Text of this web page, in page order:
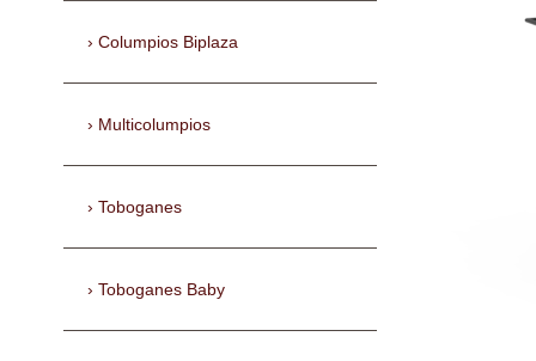
Columpios Biplaza
Multicolumpios
Toboganes
Toboganes Baby